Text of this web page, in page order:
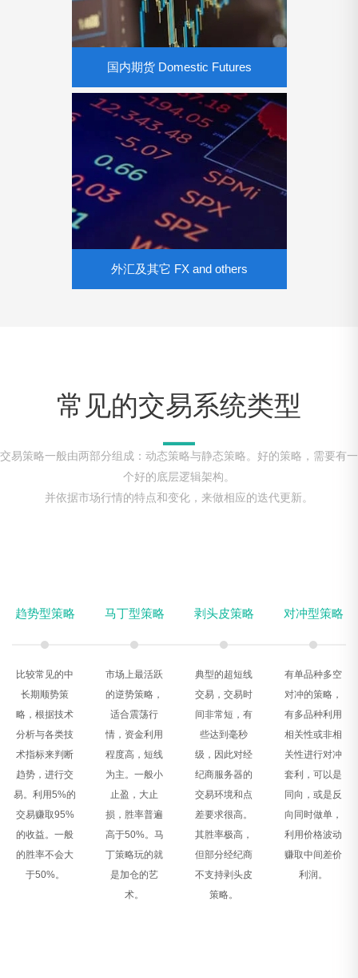
国内期货 Domestic Futures
期货博弈操盘大师，支持所有的国内期货交
易品种。
国内期货 Domestic Futures
外汇及其它 FX and others
常见的交易系统类型
交易策略一般由两部分组成：动态策略与静态策略。好的策略，需要有一
个好的底层逻辑架构。
并依据市场行情的特点和变化，来做相应的迭代更新。
趋势型策略
比较常见的中
长期顺势策
略，根据技术
分析与各类技
术指标来判断
趋势，进行交
易。利用5%的
交易赚取95%
的收益。一般
的胜率不会大
于50%。
马丁型策略
市场上最活跃
的逆势策略，
适合震荡行
情，资金利用
程度高，短线
为主。一般小
止盈，大止
损，胜率普遍
高于50%。马
丁策略玩的就
是加仓的艺
术。
剥头皮策略
典型的超短线
交易，交易时
间非常短，有
些达到毫秒
级，因此对经
纪商服务器的
交易环境和点
差要求很高。
其胜率极高，
但部分经纪商
不支持剥头皮
策略。
对冲型策略
有单品种多空
对冲的策略，
有多品种利用
相关性或非相
关性进行对冲
套利，可以是
同向，或是反
向同时做单，
利用价格波动
赚取中间差价
利润。